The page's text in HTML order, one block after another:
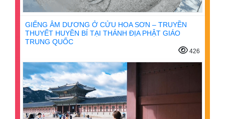
GIẾNG ÂM DƯƠNG Ở CỬU HOA SƠN – TRUYỀN
THUYẾT HUYỀN BÍ TẠI THÁNH ĐỊA PHẬT GIÁO
TRUNG QUỐC
426